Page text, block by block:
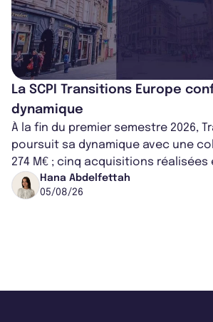
La SCPI Transitions Europe
dynamique
À la fin du premier semestre 2026,
poursuit sa dynamique avec une
274 M€ ; cinq acquisitions réalisées
capitalisation portée à 1,38 Md€....
Hana Abdelfettah
05/08/26